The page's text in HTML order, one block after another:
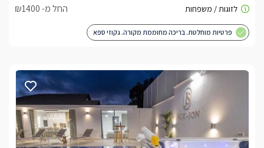
החל מ- ₪1400
פרטיות מוחלטת. בריכה מחוממת מקורה. גקוזי ספא